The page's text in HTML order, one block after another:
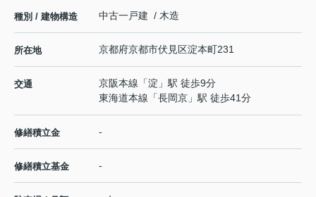
種別 / 建物構造 中古一戸建 / 木造
所在地 京都府京都市伏見区淀本町231
交通 京阪本線 「淀 」駅 徒歩9分
東海道本線 「長岡京 」駅 徒歩41分
修繕積立金 -
修繕積立基金 -